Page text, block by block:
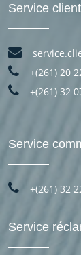
Service
+(261) 20
+(261) 32
Service
+(261) 32
Service